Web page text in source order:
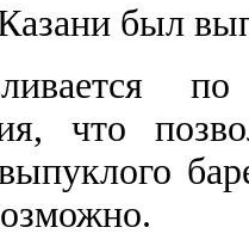
был
что